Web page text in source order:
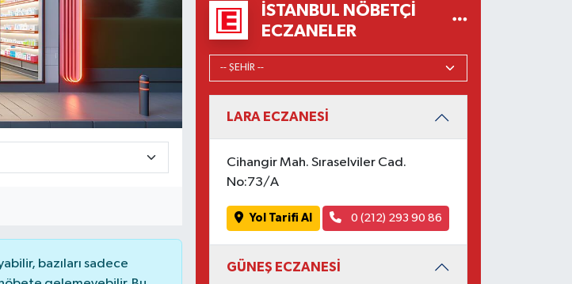
bazıları sadece
İSTANBUL NÖBETÇI
ECZANELER
LARA ECZANESİ
Cihangir Mah. Sıraselviler Cad.
No:73/A
Yol Tarifi Al 0 (212) 293 90 86
GÜNEŞ ECZANESİ